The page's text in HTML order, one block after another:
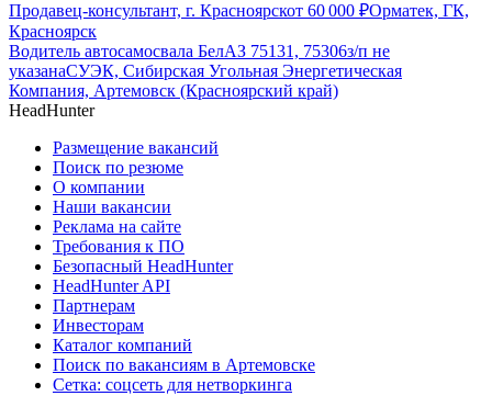
Продавец-консультант, г. Красноярскот 60 000 ₽Орматек, ГК,
Красноярск
Водитель автосамосвала БелАЗ 75131, 75306з/п не
указанаСУЭК, Сибирская Угольная Энергетическая
Компания, Артемовск (Красноярский край)
HeadHunter
Размещение вакансий
Поиск по резюме
О компании
Наши вакансии
Реклама на сайте
Требования к ПО
Безопасный HeadHunter
HeadHunter API
Партнерам
Инвесторам
Каталог компаний
Поиск по вакансиям в Артемовске
Сетка: соцсеть для нетворкинга